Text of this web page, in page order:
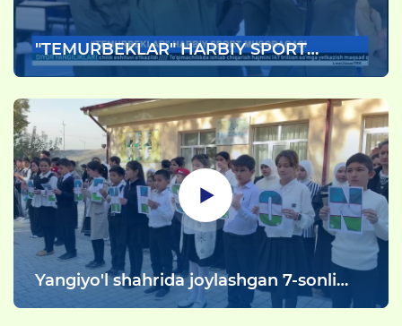
"TEMURBEKLAR" HARBIY SPORT
MUSOBAQASI
Yangiyo'l shahrida joylashgan 7-sonli
umumta'lim maktabida “O‘zbekiston